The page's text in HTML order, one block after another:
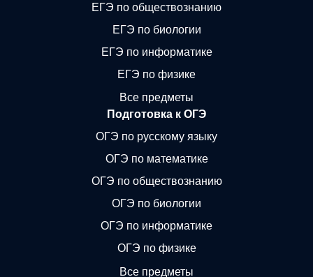
ЕГЭ по обществознанию
ЕГЭ по биологии
ЕГЭ по информатике
ЕГЭ по физике
Все предметы
Подготовка к ОГЭ
ОГЭ по русскому языку
ОГЭ по математике
ОГЭ по обществознанию
ОГЭ по биологии
ОГЭ по информатике
ОГЭ по физике
Все предметы